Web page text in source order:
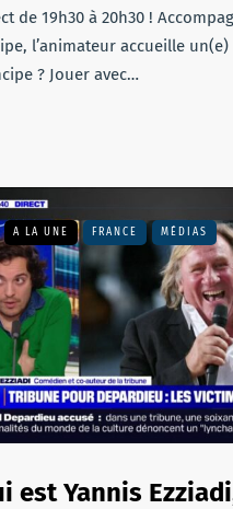
de 19h30 à 20h30 !
l’animateur accueille
? Jouer avec…
A LA UNE FRANCE MÉDIAS
est Yannis